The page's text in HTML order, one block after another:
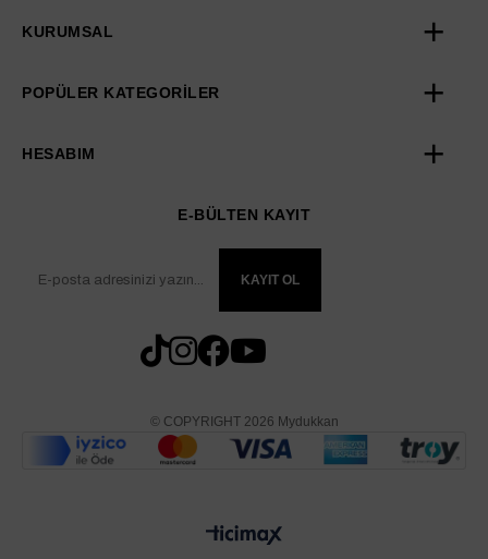
KURUMSAL
POPÜLER KATEGORİLER
HESABIM
E-BÜLTEN KAYIT
KAYIT OL
© COPYRIGHT 2026 Mydukkan